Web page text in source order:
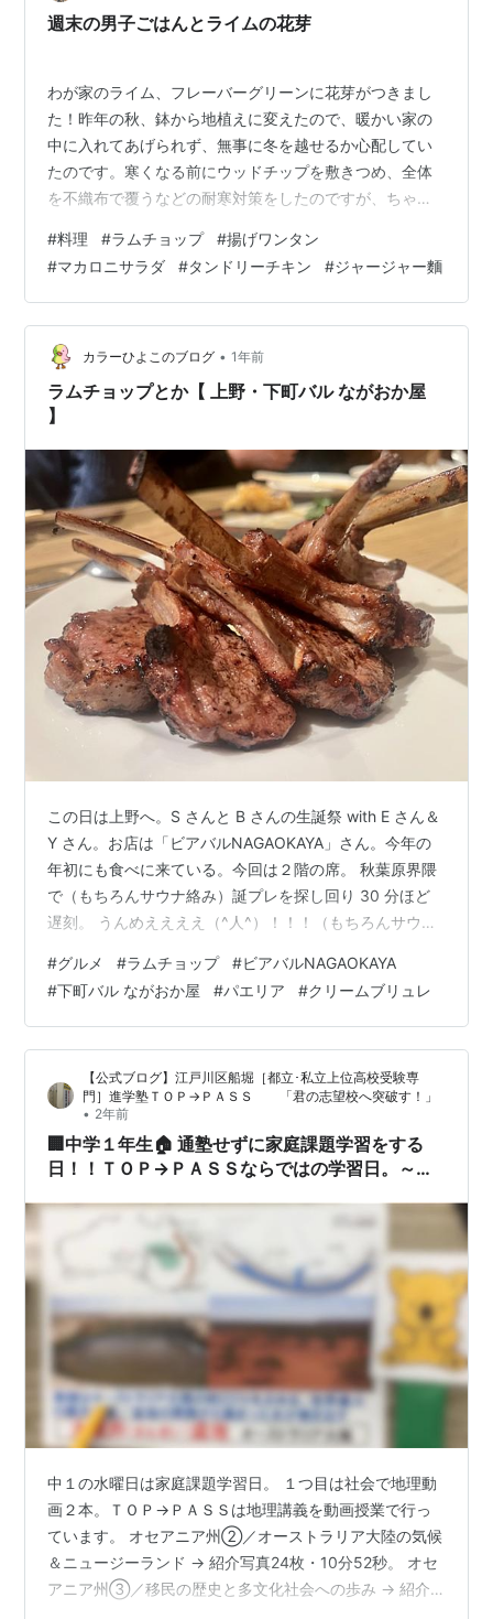
レゼント G'day Wine Amazon 今…
週末の男子ごはんとライムの花芽
わが家のライム、フレーバーグリーンに花芽がつきまし
た！昨年の秋、鉢から地植えに変えたので、暖かい家の
中に入れてあげられず、無事に冬を越せるか心配してい
たのです。寒くなる前にウッドチップを敷きつめ、全体
を不織布で覆うなどの耐寒対策をしたのですが、ちゃん
ろ、これが一番大きな芽で、直径は約3ミリです。ほかに
も健気な花芽がたくさん。今年も、小さな白い花をいっ
ぱい咲かせてくれそうです。さて今週の男子ごはん、一
品めはシンプルなラムチョップのグリルからスタートで
す。《ラムチョップのグリル》DELISH KITCHEN「ラム
チョップのグリル野菜添え」アルミホイ…
#料理 #ラムチョップ #揚げワンタン
#マカロニサラダ #タンドリーチキン #ジャージャー麵
カラーひよこのブログ • 1年前
ラムチョップとか【 上野・下町バル ながおか屋
】
この日は上野へ。S さんと B さんの生誕祭 with E さん＆
Y さん。お店は「ビアバルNAGAOKAYA」さん。今年の
年初にも食べに来ている。今回は２階の席。 秋葉原界隈
で（もちろんサウナ絡み）誕プレを探し回り 30 分ほど
遅刻。 うんめええええ（^人^）！！！（もちろんサウナ
らいタワーでいける。１本いくらか忘れましたけどw ピ
クルス、生ハム、チーズとかの前菜。ナッツとドライフ
ルーツ入りのチーズが、直前に「成城石井」で買ってき
た誕プレ（あとチーズケーキも）と一緒だった。 ホカホ
カバゲットにスペイン風モツ煮を乗せて・・。 生タコの
フ…
#グルメ #ラムチョップ #ビアバルNAGAOKAYA
#下町バル ながおか屋 #パエリア #クリームブリュレ
【公式ブログ】江戸川区船堀［都立･私立上位高校受験専
門］進学塾ＴＯＰ→ＰＡＳＳ 「君の志望校へ突破す！」
• 2年前
🏢中学１年生🏠 通塾せずに家庭課題学習をする
日！！ＴＯＰ→ＰＡＳＳならではの学習日。～演
んの勉強と塾の様子～
中１の水曜日は家庭課題学習日。 １つ目は社会で地理動
画２本。​​​​ＴＯＰ​→ＰＡＳＳは地理講義を動画授業で行っ
ています。 オセアニア州②／オーストラリア大陸の気候
＆ニュージーランド → 紹介写真24枚・10分52秒。 オセ
アニア州③／移民の歴史と多文化社会への歩み → 紹介